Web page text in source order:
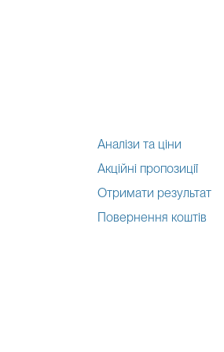
Аналізи та ціни
Акційні пропозиції
Отримати результат
Повернення коштів